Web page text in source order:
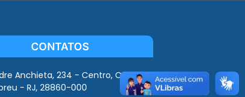
CONTATOS
Anchieta, 234 - Centro, Casimiro
- RJ, 28860-000